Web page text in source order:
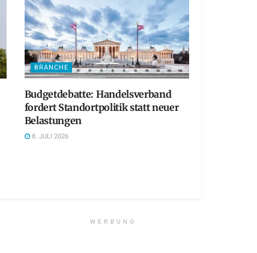
BRANCHE
Budgetdebatte: Handelsverband
fordert Standortpolitik statt neuer
Belastungen
8. JULI 2026
WERBUNG